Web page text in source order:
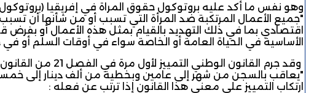
وهو نفس ما أكد عليه بروتوكول حقوق المراة في إفريقيا
"جميع الأعمال المرتكبة ضد المرأة التي تسبب أو من شأنها أن
اقتصادي بما في ذلك التهديد بالقيام بمثل هذه الأعمال أو بفرض
الأساسية في الحياة العامة أو الخاصة سواء في أوقات السلم أو في
"يعاقب بالسجن من شهر إلى عامين وبخطية من ألف دينار إلى
ارتكاب التمييز على معنى هذا القانون إذا ترتب عن فعله :